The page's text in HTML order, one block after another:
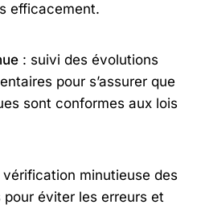
efficacement.
: suivi des évolutions
pour s’assurer que
sont conformes aux lois
minutieuse des
éviter les erreurs et